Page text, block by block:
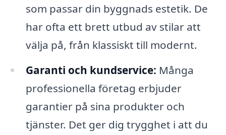
som passar din byggnads estetik. De
har ofta ett brett utbud av stilar att
välja på, från klassiskt till modernt.
Garanti och kundservice: Många
professionella företag erbjuder
garantier på sina produkter och
tjänster. Det ger dig trygghet i att du